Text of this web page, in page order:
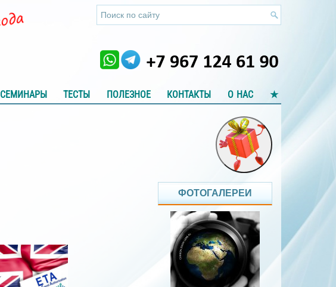
СЕМИНАРЫ ТЕСТЫ ПОЛЕЗНОЕ КОНТАКТЫ О НАС ★
ФОТОГАЛЕРЕИ